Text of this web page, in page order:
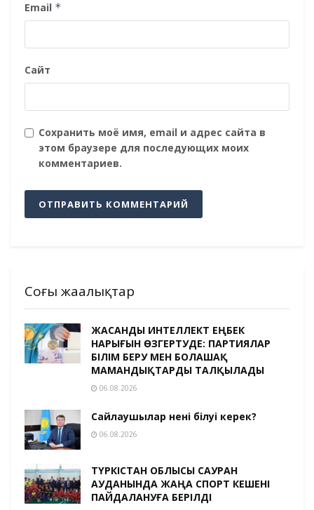
Email *
Сайт
Сохранить моё имя, email и адрес сайта в
этом браузере для последующих моих
комментариев.
Соңғы жаңалықтар
ЖАСАНДЫ ИНТЕЛЛЕКТ ЕҢБЕК
НАРЫҒЫН ӨЗГЕРТУДЕ: ПАРТИЯЛАР
БІЛІМ БЕРУ МЕН БОЛАШАҚ
МАМАНДЫҚТАРДЫ ТАЛҚЫЛАДЫ
06.08.2026
Сайлаушылар нені білуі керек?
06.08.2026
ТҮРКІСТАН ОБЛЫСЫ САУРАН
АУДАНЫНДА ЖАҢА СПОРТ КЕШЕНІ
ПАЙДАЛАНУҒА БЕРІЛДІ